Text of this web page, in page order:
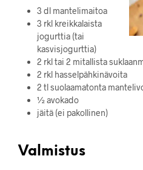
3 dl mantelimaitoa
3 rkl kreikkalaista
jogurttia (tai
kasvisjogurttia)
2 rkl tai 2 mitallista
2 rkl hasselpähkinävoita
2 tl suolaamatonta
½ avokado
jäitä (ei pakollinen)
Valmistus